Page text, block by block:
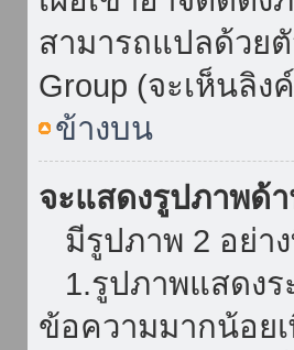
สามารถแปลด้วย
Group (จะเห็นลิ
ข้างบน
จะแสดงรูปภาพด้
มีรูปภาพ 2 อย่า
1.รูปภาพแสดงร
ข้อความมากน้อยเ